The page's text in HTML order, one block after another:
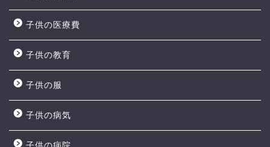
子供の医療費
子供の教育
子供の服
子供の病気